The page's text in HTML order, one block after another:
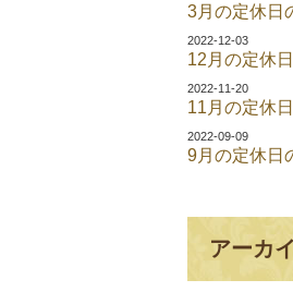
3月の定休日
2022-12-03
12月の定休
2022-11-20
11月の定休
2022-09-09
9月の定休日
アーカ